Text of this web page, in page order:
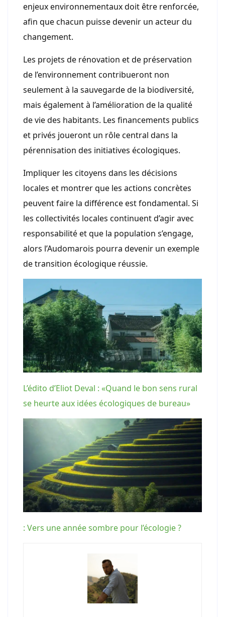
enjeux environnementaux doit être renforcée,
afin que chacun puisse devenir un acteur du
changement.
Les projets de rénovation et de préservation
de l’environnement contribueront non
seulement à la sauvegarde de la biodiversité,
mais également à l’amélioration de la qualité
de vie des habitants. Les financements publics
et privés joueront un rôle central dans la
pérennisation des initiatives écologiques.
Impliquer les citoyens dans les décisions
locales et montrer que les actions concrètes
peuvent faire la différence est fondamental. Si
les collectivités locales continuent d’agir avec
responsabilité et que la population s’engage,
alors l’Audomarois pourra devenir un exemple
de transition écologique réussie.
L’édito d’Eliot Deval : «Quand le bon sens rural
se heurte aux idées écologiques de bureau»
: Vers une année sombre pour l’écologie ?